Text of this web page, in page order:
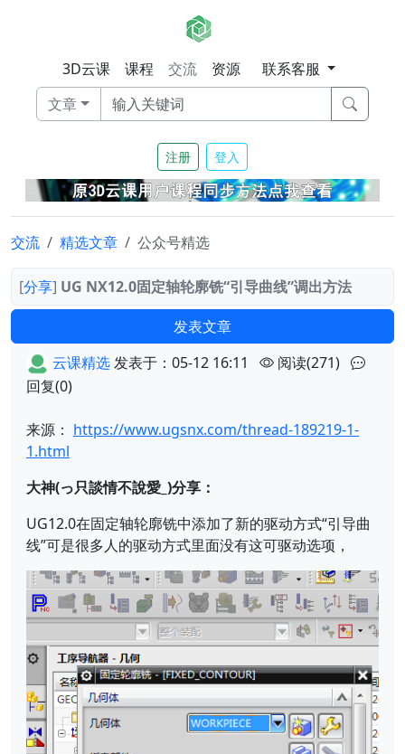
3D云课 课程 交流 资源
联系客服
文章
注册 登入
交流 精选文章 公众号精选
[分享] UG NX12.0固定轴轮廓铣“引导曲线”调出方法
发表文章
云课精选发表于：05-12 16:11
阅读(271)
回复(0)
来源： https://www.ugsnx.com/thread-189219-1-
1.html
大神(っ只談情不說愛_)分享：
UG12.0在固定轴轮廓铣中添加了新的驱动方式“引导曲
线”可是很多人的驱动方式里面没有这可驱动选项，